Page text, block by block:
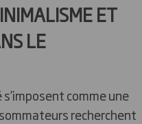
ET
LE
comme une
recherchent